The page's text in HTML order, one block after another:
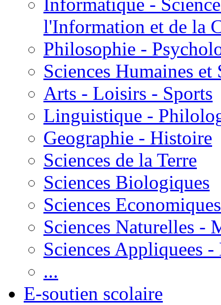
Informatique -
l'Information et de la
Philosophie -
Sciences Humaines et
Arts - Loisirs - Sports
Linguistique -
Geographie - Histoire
Sciences de la Terre
Sciences Biologiques
Sciences Economiques
Sciences Naturelles -
Sciences Appliquees
...
E-soutien scolaire